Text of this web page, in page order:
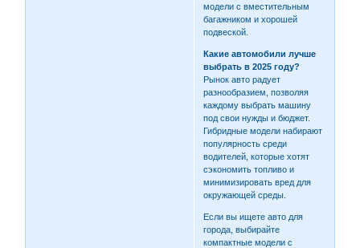
модели с вместительным
багажником и хорошей
подвеской.
Какие автомобили лучше
выбрать в 2025 году?
Рынок авто радует
разнообразием, позволяя
каждому выбрать машину
под свои нужды и бюджет.
Гибридные модели набирают
популярность среди
водителей, которые хотят
сэкономить топливо и
минимизировать вред для
окружающей среды.
Если вы ищете авто для
города, выбирайте
компактные модели с